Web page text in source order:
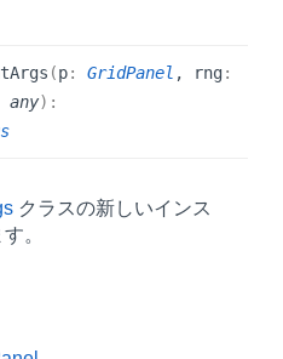
Args (p: GridPanel , rng:
any) :
クラスの新しいインス
。